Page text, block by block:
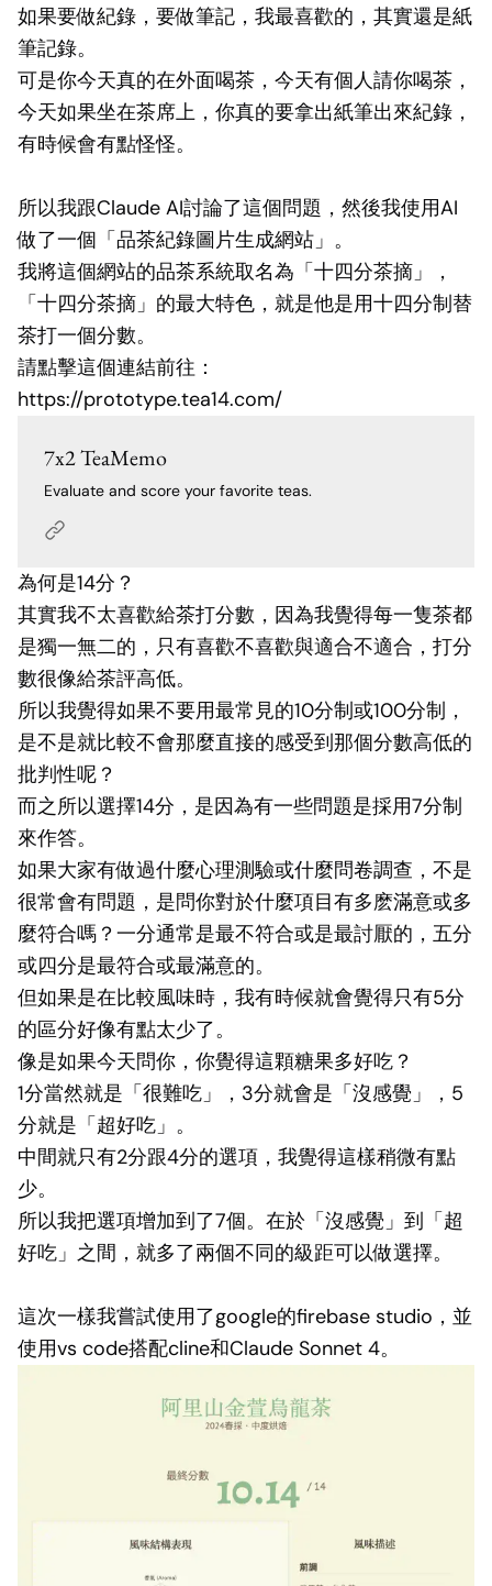
如果要做紀錄，要做筆記，我最喜歡的，其實還是紙
筆記錄。
可是你今天真的在外面喝茶，今天有個人請你喝茶，
今天如果坐在茶席上，你真的要拿出紙筆出來紀錄，
有時候會有點怪怪。
所以我跟Claude AI討論了這個問題，然後我使用AI
做了一個「品茶紀錄圖片生成網站」。
我將這個網站的品茶系統取名為「十四分茶摘」，
「十四分茶摘」的最大特色，就是他是用十四分制替
茶打一個分數。
請點擊這個連結前往：
https://prototype.tea14.com/
7x2 TeaMemo
Evaluate and score your favorite teas.
為何是14分？
其實我不太喜歡給茶打分數，因為我覺得每一隻茶都
是獨一無二的，只有喜歡不喜歡與適合不適合，打分
數很像給茶評高低。
所以我覺得如果不要用最常見的10分制或100分制，
是不是就比較不會那麼直接的感受到那個分數高低的
批判性呢？
而之所以選擇14分，是因為有一些問題是採用7分制
來作答。
如果大家有做過什麼心理測驗或什麼問卷調查，不是
很常會有問題，是問你對於什麼項目有多麽滿意或多
麼符合嗎？一分通常是最不符合或是最討厭的，五分
或四分是最符合或最滿意的。
但如果是在比較風味時，我有時候就會覺得只有5分
的區分好像有點太少了。
像是如果今天問你，你覺得這顆糖果多好吃？
1分當然就是「很難吃」，3分就會是「沒感覺」，5
分就是「超好吃」。
中間就只有2分跟4分的選項，我覺得這樣稍微有點
少。
所以我把選項增加到了7個。在於「沒感覺」到「超
好吃」之間，就多了兩個不同的級距可以做選擇。
這次一樣我嘗試使用了google的firebase studio，並
使用vs code搭配cline和Claude Sonnet 4。